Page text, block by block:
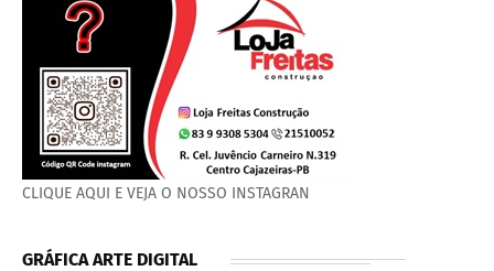
CLIQUE AQUI E VEJA O NOSSO INSTAGRAN
GRÁFICA ARTE DIGITAL